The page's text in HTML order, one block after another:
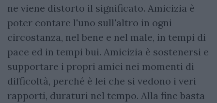
ne viene distorto il significato. Amicizia è
poter contare l'uno sull'altro in ogni
circostanza, nel bene e nel male, in tempi di
pace ed in tempi bui. Amicizia è sostenersi e
supportare i propri amici nei momenti di
difficoltà, perché è lei che si vedono i veri
rapporti, duraturi nel tempo. Alla fine basta